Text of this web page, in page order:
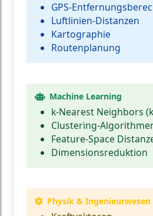
GPS-
Luftlinien-Distanzen
Kartographie
Routenplanung
Machine Learning
k-Nearest Neighbors
Clustering-
Feature-Space
Dimensionsreduktion
Physik & Ingenieurwesen